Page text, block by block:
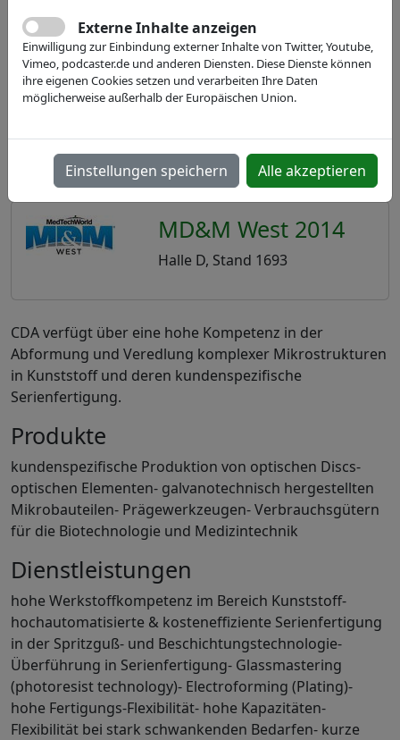
MD&M West 2014
Halle D, Stand 1693
CDA verfügt über eine hohe Kompetenz in der
Abformung und Veredlung komplexer Mikrostrukturen
in Kunststoff und deren kundenspezifische
Serienfertigung.
Produkte
kundenspezifische Produktion von optischen Discs-
optischen Elementen- galvanotechnisch hergestellten
Mikrobauteilen- Prägewerkzeugen- Verbrauchsgütern
für die Biotechnologie und Medizintechnik
Dienstleistungen
hohe Werkstoffkompetenz im Bereich Kunststoff-
hochautomatisierte & kosteneffiziente Serienfertigung
in der Spritzguß- und Beschichtungstechnologie-
Überführung in Serienfertigung- Glassmastering
(photoresist technology)- Electroforming (Plating)-
hohe Fertigungs-Flexibilität- hohe Kapazitäten-
Flexibilität bei stark schwankenden Bedarfen- kurze
Externe Inhalte anzeigen
Einwilligung zur Einbindung externer Inhalte von Twitter, Youtube,
Vimeo, podcaster.de und anderen Diensten. Diese Dienste können
ihre eigenen Cookies setzen und verarbeiten Ihre Daten
möglicherweise außerhalb der Europäischen Union.
Einstellungen speichern Alle akzeptieren